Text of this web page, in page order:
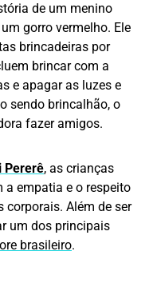
de um menino
gorro vermelho. Ele
brincadeiras por
brincar com a
e apagar as luzes e
sendo brincalhão, o
fazer amigos.
Pererê, as crianças
a empatia e o respeito
Além de ser
um dos principais
brasileiro.